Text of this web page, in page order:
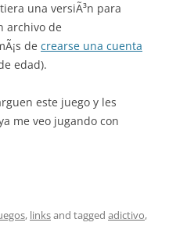
una versiÃ³n para
archivo de
de crearse una cuenta
edad).
este juego y les
me veo jugando con
, linksand tagged adictivo,